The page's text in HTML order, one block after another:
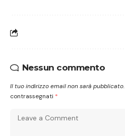
Nessun commento
Il tuo indirizzo email non sarà pubblicato.
contrassegnati *